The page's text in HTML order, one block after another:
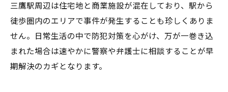
三鷹駅周辺は住宅地と商業施設が混在しており、駅から
徒歩圏内のエリアで事件が発生することも珍しくありま
せん。日常生活の中で防犯対策を心がけ、万が一巻き込
まれた場合は速やかに警察や弁護士に相談することが早
期解決のカギとなります。